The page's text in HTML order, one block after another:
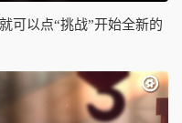
可以点“挑战”开始全新的